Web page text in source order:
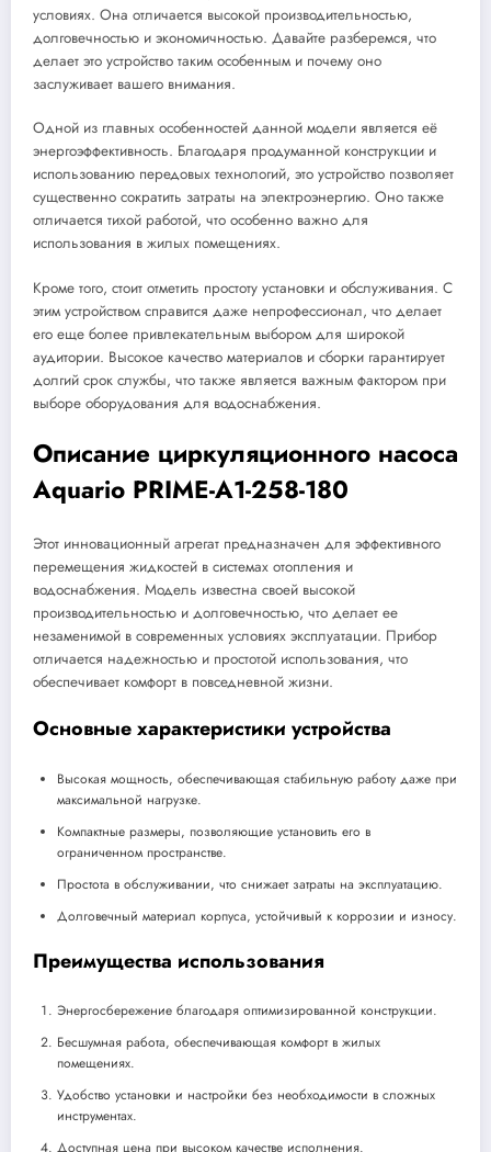
условиях. Она отличается высокой производительностью,
долговечностью и экономичностью. Давайте разберемся, что
делает это устройство таким особенным и почему оно
заслуживает вашего внимания.
Одной из главных особенностей данной модели является её
энергоэффективность. Благодаря продуманной конструкции и
использованию передовых технологий, это устройство позволяет
существенно сократить затраты на электроэнергию. Оно также
отличается тихой работой, что особенно важно для
использования в жилых помещениях.
Кроме того, стоит отметить простоту установки и обслуживания. С
этим устройством справится даже непрофессионал, что делает
его еще более привлекательным выбором для широкой
аудитории. Высокое качество материалов и сборки гарантирует
долгий срок службы, что также является важным фактором при
выборе оборудования для водоснабжения.
Описание циркуляционного насоса
Aquario PRIME-A1-258-180
Этот инновационный агрегат предназначен для эффективного
перемещения жидкостей в системах отопления и
водоснабжения. Модель известна своей высокой
производительностью и долговечностью, что делает ее
незаменимой в современных условиях эксплуатации. Прибор
отличается надежностью и простотой использования, что
обеспечивает комфорт в повседневной жизни.
Основные характеристики устройства
Высокая мощность, обеспечивающая стабильную работу даже при
максимальной нагрузке.
Компактные размеры, позволяющие установить его в
ограниченном пространстве.
Простота в обслуживании, что снижает затраты на эксплуатацию.
Долговечный материал корпуса, устойчивый к коррозии и износу.
Преимущества использования
Энергосбережение благодаря оптимизированной конструкции.
Бесшумная работа, обеспечивающая комфорт в жилых
помещениях.
Удобство установки и настройки без необходимости в сложных
инструментах.